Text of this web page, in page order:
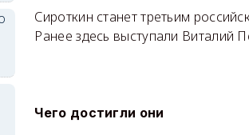
Сироткин станет третьим
Ранее здесь выступали Виталий
Чего достигли они